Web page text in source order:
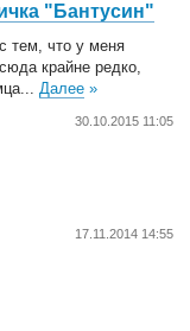
"Бантусин"
тем, что у меня
крайне редко,
Далее »
30.10.2015 11:05
17.11.2014 14:55